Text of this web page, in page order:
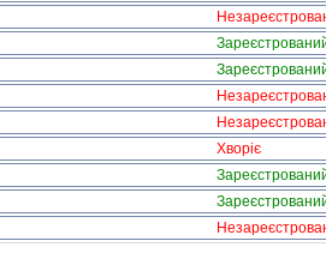
Хворіє